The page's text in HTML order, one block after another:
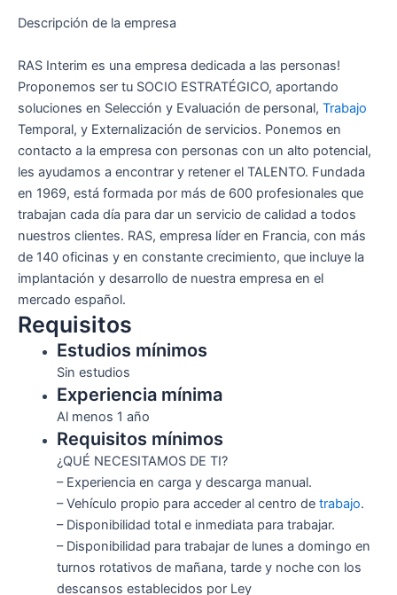
Descripción de la empresa
RAS Interim es una empresa dedicada a las personas!
Proponemos ser tu SOCIO ESTRATÉGICO, aportando
soluciones en Selección y Evaluación de personal, Trabajo
Temporal, y Externalización de servicios. Ponemos en
contacto a la empresa con personas con un alto potencial,
les ayudamos a encontrar y retener el TALENTO. Fundada
en 1969, está formada por más de 600 profesionales que
trabajan cada día para dar un servicio de calidad a todos
nuestros clientes. RAS, empresa líder en Francia, con más
de 140 oficinas y en constante crecimiento, que incluye la
implantación y desarrollo de nuestra empresa en el
mercado español.
Requisitos
Estudios mínimos
Sin estudios
Experiencia mínima
Al menos 1 año
Requisitos mínimos
¿QUÉ NECESITAMOS DE TI?
– Experiencia en carga y descarga manual.
– Vehículo propio para acceder al centro de trabajo.
– Disponibilidad total e inmediata para trabajar.
– Disponibilidad para trabajar de lunes a domingo en
turnos rotativos de mañana, tarde y noche con los
descansos establecidos por Ley